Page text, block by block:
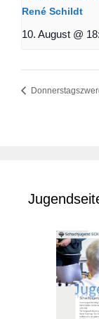
René Schildt
10. August @